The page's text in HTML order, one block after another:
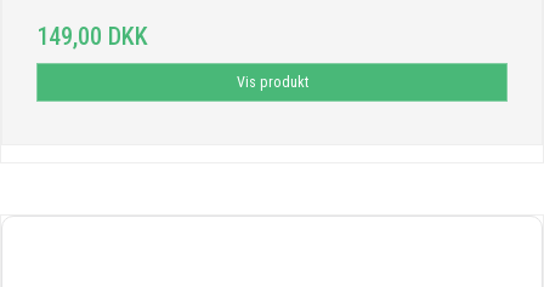
149,00 DKK
Vis produkt